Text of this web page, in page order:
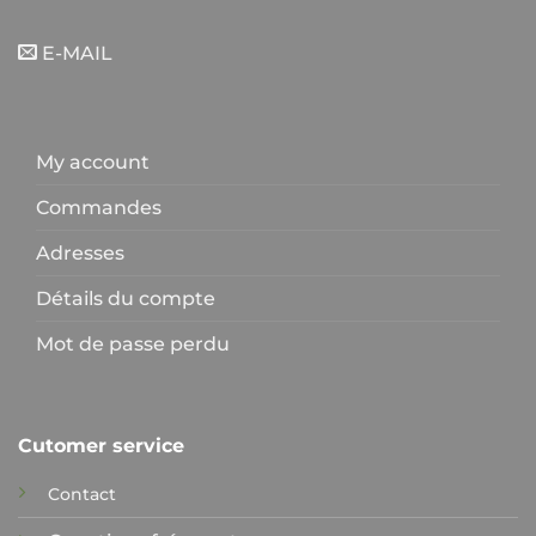
E-MAIL
My account
Commandes
Adresses
Détails du compte
Mot de passe perdu
Cutomer service
Contact